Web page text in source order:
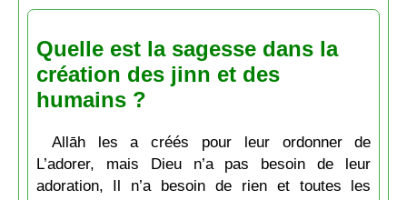
Quelle est la sagesse dans la
création des jinn et des
humains ?
Allāh les a créés pour leur ordonner de
L’adorer, mais Dieu n’a pas besoin de leur
adoration, Il n’a besoin de rien et toutes les